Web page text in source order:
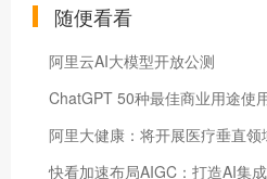
随便看看
阿里云AI大模型开放公测
ChatGPT 50种最佳商业用途使
阿里大健康：将开展医疗垂直
快看加速布局AIGC：打造AI集